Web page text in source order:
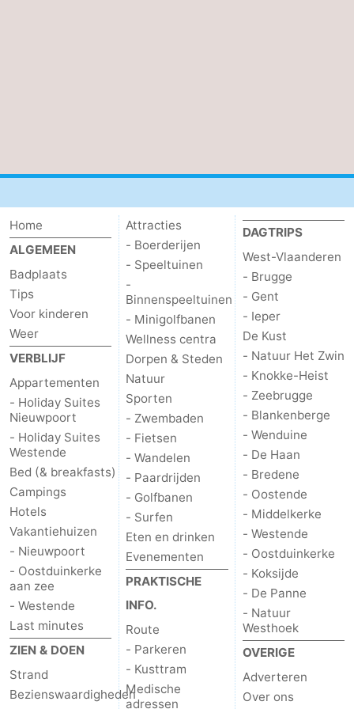
Oostduinkerke
-
Koksijde
-
De
Panne
-
Natuur
Westhoek
Weer
Contact
Home
ALGEMEEN
Badplaats
Tips
Voor kinderen
Weer
VERBLIJF
Appartementen
- Holiday Suites
Nieuwpoort
- Holiday Suites
Westende
Bed (& breakfasts)
Campings
Hotels
Vakantiehuizen
- Nieuwpoort
- Oostduinkerke
aan zee
- Westende
Last minutes
ZIEN & DOEN
Strand
Bezienswaardigheden
Attracties
- Boerderijen
- Speeltuinen
-
Binnenspeeltuinen
- Minigolfbanen
Wellness centra
Dorpen & Steden
Natuur
Sporten
- Zwembaden
- Fietsen
- Wandelen
- Paardrijden
- Golfbanen
- Surfen
Eten en drinken
Evenementen
PRAKTISCHE
INFO.
Route
- Parkeren
- Kusttram
Medische
adressen
DAGTRIPS
West-Vlaanderen
- Brugge
- Gent
- Ieper
De Kust
- Natuur Het Zwin
- Knokke-Heist
- Zeebrugge
- Blankenberge
- Wenduine
- De Haan
- Bredene
- Oostende
- Middelkerke
- Westende
- Oostduinkerke
- Koksijde
- De Panne
- Natuur
Westhoek
OVERIGE
Adverteren
Over ons